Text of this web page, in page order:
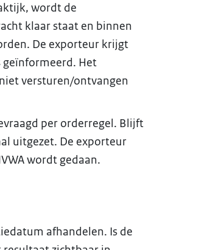
wordt de
klaar staat en binnen
De exporteur krijgt
Het
versturen/ontvangen
per orderregel. Blijft
uitgezet. De exporteur
wordt gedaan.
afhandelen. Is de